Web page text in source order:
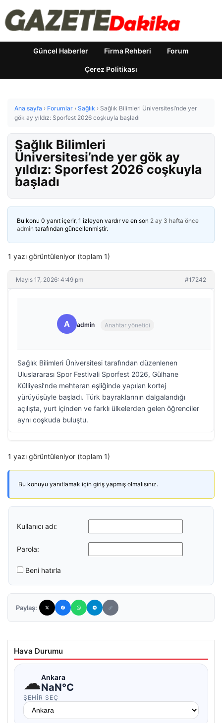
Güncel Haberler Firma Rehberi Forum
Çerez Politikası
Ana sayfa › Forumlar › Sağlık › Sağlık Bilimleri Üniversitesi’nde yer
gök ay yıldız: Sporfest 2026 coşkuyla başladı
Sağlık Bilimleri
Üniversitesi’nde yer gök ay
yıldız: Sporfest 2026 coşkuyla
başladı
Bu konu 0 yanıt içerir, 1 izleyen vardır ve en son 2 ay 3 hafta önce
admin tarafından güncellenmiştir.
1 yazı görüntüleniyor (toplam 1)
Mayıs 17, 2026: 4:49 pm #17242
A admin Anahtar yönetici
Sağlık Bilimleri Üniversitesi tarafından düzenlenen
Uluslararası Spor Festivali Sporfest 2026, Gülhane
Külliyesi’nde mehteran eşliğinde yapılan kortej
yürüyüşüyle başladı. Türk bayraklarının dalgalandığı
açılışta, yurt içinden ve farklı ülkelerden gelen öğrenciler
aynı coşkuda buluştu.
1 yazı görüntüleniyor (toplam 1)
Bu konuyu yanıtlamak için giriş yapmış olmalısınız.
Kullanıcı adı:
Parola:
Beni hatırla
Paylaş:
Hava Durumu
☁Ankara
NaN°C
ŞEHIR SEÇ